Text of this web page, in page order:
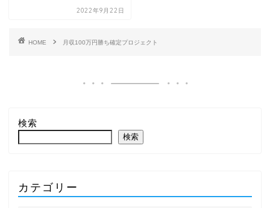
2022年9月22日
HOME 月収100万円勝ち確定プロジェクト
検索
検索
カテゴリー